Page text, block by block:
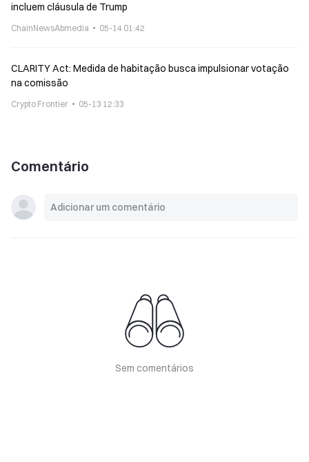
incluem cláusula de Trump
ChainNewsAbmedia 05-14 01:42
CLARITY Act: Medida de habitação busca impulsionar votação
na comissão
Crypto Frontier 05-13 12:33
Comentário
Sem comentários